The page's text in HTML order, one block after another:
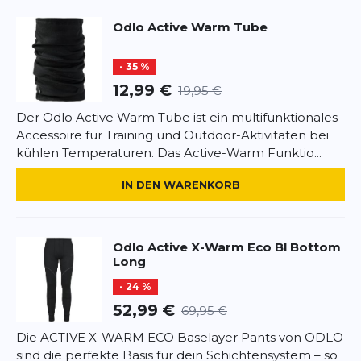
trainierst. Die nahtlose Verarbeitung verhindert
unangenehmes Scheuern auf der Haut und sorgt
so für höchsten Tragekomfort. Zudem schützt
antibakterielle Effect by Odlo Silberionen-
Technologie vor unangenehmem Körpergeruch,
damit du länger frisch bleibst. Wenn du auf der
Suche nach Funktionsunterwäsche bist, die dich
zuverlässig warm hält und dabei so perfekt sitzt,
dass du ganz vergisst, dass du sie trägst, dann liegst
Rezension
Rezension
*Pflichtfelder
Google.
Odlo Active Warm Tube
- 35 %
12,99 € 19,95 €
Der Odlo Active Warm Tube ist ein multifunktionales
Accessoire für Training und Outdoor-Aktivitäten bei
kühlen Temperaturen. Das Active-Warm Funktio...
IN DEN WARENKORB
Odlo Active X-Warm Eco Bl Bottom
Long
- 24 %
52,99 € 69,95 €
Die ACTIVE X-WARM ECO Baselayer Pants von ODLO
sind die perfekte Basis für dein Schichtensystem – so